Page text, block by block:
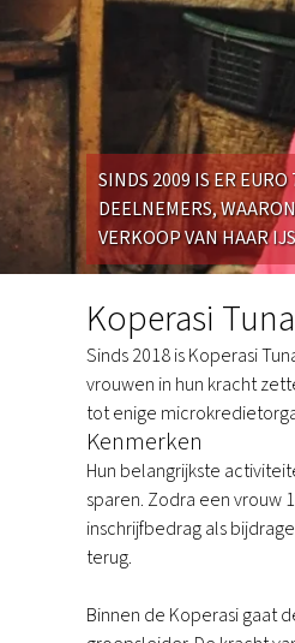
SINDS 2009 IS ER
DEELNEMERS,
VERKOOP VAN HAAR
Koperasi
Tunas
Wanita
Abadi
Koperasi
Sinds 2018 is Koperasi
vrouwen in hun kracht
tot enige
Kenmerken
Hun belangrijkste
sparen. Zodra een vrouw
inschrijfbedrag als
terug.
Binnen de Koperasi gaat